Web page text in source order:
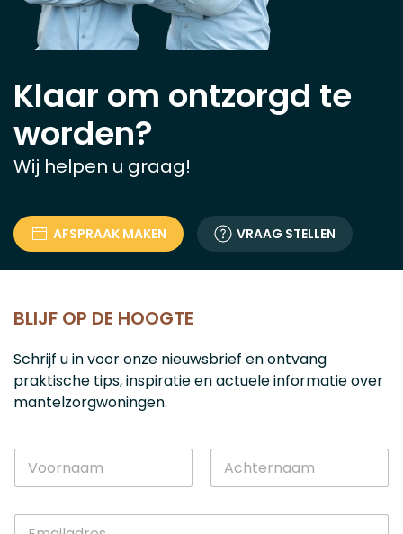
Klaar om ontzorgd te
worden?
Wij helpen u graag!
AFSPRAAK MAKEN VRAAG STELLEN
BLIJF OP DE HOOGTE
Schrijf u in voor onze nieuwsbrief en ontvang
praktische tips, inspiratie en actuele informatie over
mantelzorgwoningen.
N
E
N
a
Voornaam Achternaam
E